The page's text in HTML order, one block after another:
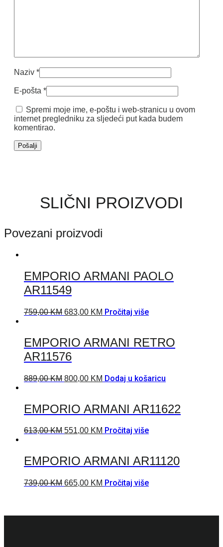
Naziv *
E-pošta *
Spremi moje ime, e-poštu i web-stranicu u ovom
internet pregledniku za sljedeći put kada budem
komentirao.
SLIČNI PROIZVODI
Povezani proizvodi
EMPORIO ARMANI PAOLO
AR11549
759,00KM 683,00 KM Pročitaj više
EMPORIO ARMANI RETRO
AR11576
889,00KM 800,00 KM Dodaj u košaricu
EMPORIO ARMANI AR11622
613,00KM 551,00 KM Pročitaj više
EMPORIO ARMANI AR11120
739,00KM 665,00 KM Pročitaj više